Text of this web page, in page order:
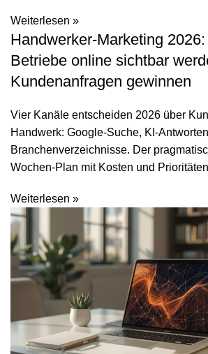
Weiterlesen »
Handwerker-Marketing
Betriebe online sichtbar
Kundenanfragen gewinnen
Vier Kanäle entscheiden 2026 über
Handwerk: Google-Suche, KI-
Branchenverzeichnisse. Der
Wochen-Plan mit Kosten und
Weiterlesen »